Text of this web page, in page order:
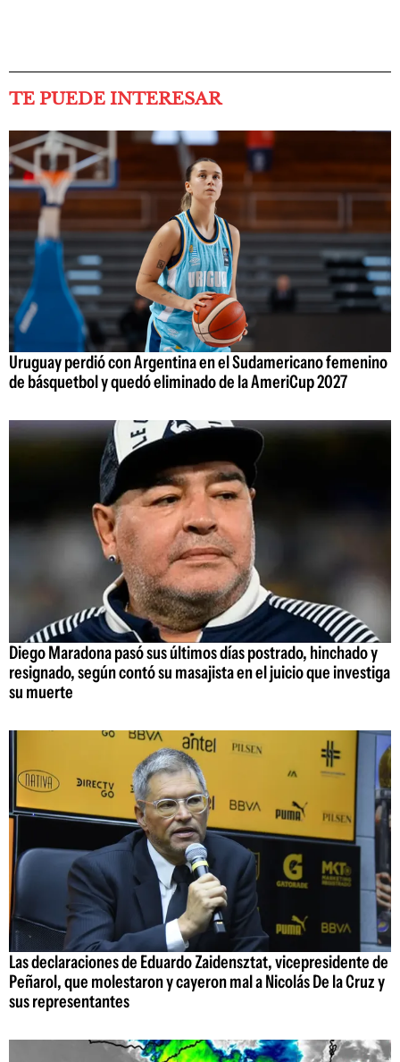
TE PUEDE INTERESAR
Uruguay perdió con Argentina en el Sudamericano femenino
de básquetbol y quedó eliminado de la AmeriCup 2027
Diego Maradona pasó sus últimos días postrado, hinchado y
resignado, según contó su masajista en el juicio que investiga
su muerte
Las declaraciones de Eduardo Zaidensztat, vicepresidente de
Peñarol, que molestaron y cayeron mal a Nicolás De la Cruz y
sus representantes